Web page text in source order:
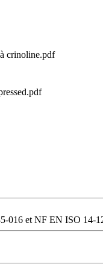
crinoline.pdf
016 et NF EN ISO 14-